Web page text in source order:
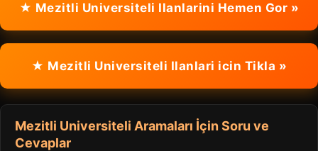
★ Mezitli Universiteli Ilanlarini Hemen Gor »
★ Mezitli Universiteli Ilanlari icin Tikla »
Mezitli Universiteli Aramaları İçin Soru ve
Cevaplar